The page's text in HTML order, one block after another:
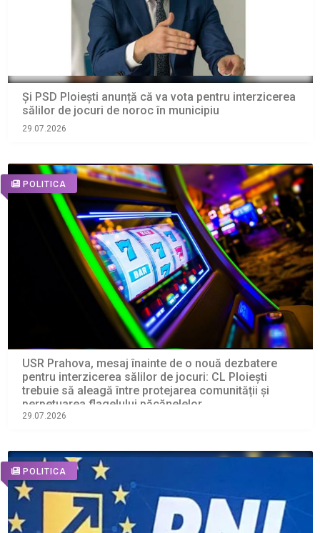
Și PSD Ploiești anunță că va vota pentru interzicerea
sălilor de jocuri de noroc în municipiu
29.07.2026
POLITICA
USR Prahova, mesaj înainte de o nouă dezbatere
pentru interzicerea sălilor de jocuri: CL Ploiești
trebuie să aleagă între protejarea comunității și
perpetuarea flagelului păcănelelor
29.07.2026
POLITICA